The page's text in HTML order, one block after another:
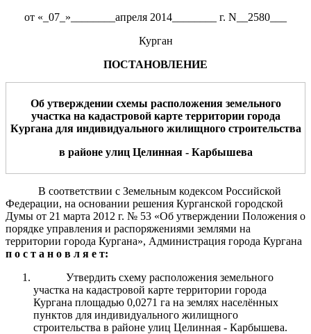
от «_07_»________апреля 2014________ г. N__2580___
Курган
ПОСТАНОВЛЕНИЕ
Об утверждении схемы расположения земельного
участка на кадастровой карте территории города
Кургана для индивидуального жилищного строительства
врайоне улиц Целинная - Карбышева
В соответствии с Земельным кодексом Российской
Федерации, на основании решения Курганской городской
Думы от 21 марта 2012 г. № 53 «Об утверждении Положения о
порядке управления и распоряжениями землями на
территории города Кургана», Администрация города Кургана
п о с т а н о в л я е т:
Утвердить схему расположения земельного
участка на кадастровой карте территории города
Кургана площадью 0,0271 га на землях населённых
пунктов для индивидуального жилищного
строительства в районе улиц Целинная - Карбышева.